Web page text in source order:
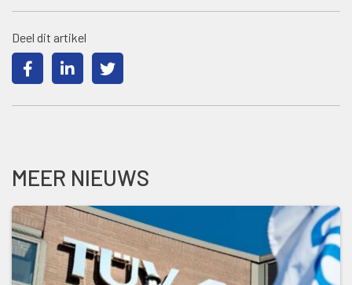
Deel dit artikel
MEER NIEUWS